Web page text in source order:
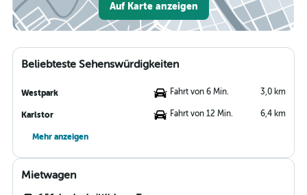
Auf Karte anzeigen
Beliebteste Sehenswürdigkeiten
Westpark Fahrt von 6 Min. 3,0 km
Karlstor Fahrt von 12 Min. 6,4 km
Mehr anzeigen
Mietwagen